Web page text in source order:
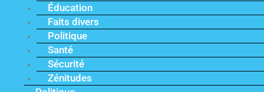
Éducation
Faits divers
Politique
Santé
Sécurité
Zénitudes